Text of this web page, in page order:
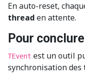
En auto-reset,
thread en attente.
Pour conclure
TEvent est un outil
synchronisation des